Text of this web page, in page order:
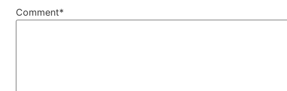
Comment*